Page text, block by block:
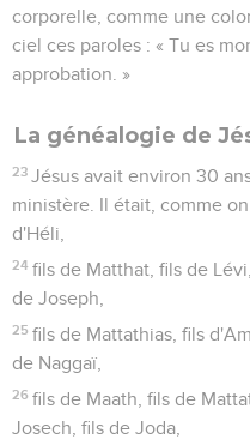
corporelle, comme une
ciel ces paroles : « Tu es
approbation. »
La généalogie de
23 Jésus avait environ 30
ministère. Il était, comme
d'Héli,
24 fils de Matthat, fils de
de Joseph,
25 fils de Mattathias, fils
de Naggaï,
26 fils de Maath, fils de
Josech, fils de Joda,